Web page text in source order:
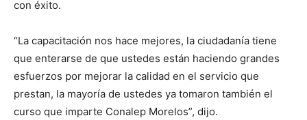
con éxito.
“La capacitación nos hace mejores, la ciudadanía tiene
que enterarse de que ustedes están haciendo grandes
esfuerzos por mejorar la calidad en el servicio que
prestan, la mayoría de ustedes ya tomaron también el
curso que imparte Conalep Morelos”, dijo.